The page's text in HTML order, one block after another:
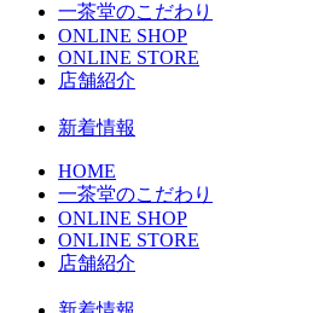
一茶堂のこだわり
ONLINE SHOP
ONLINE STORE
店舗紹介
新着情報
HOME
一茶堂のこだわり
ONLINE SHOP
ONLINE STORE
店舗紹介